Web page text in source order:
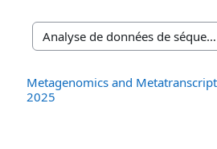
Catégories de cours
Metagenomics and
2025